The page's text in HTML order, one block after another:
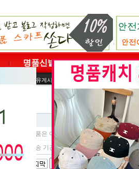
명품신발 명품벨트
자유게시판 도매문의|
Subject
판매하는 제품은 어떤제품인가요 ?
주문하면 배송 기간은 몇일 걸리나요 ?